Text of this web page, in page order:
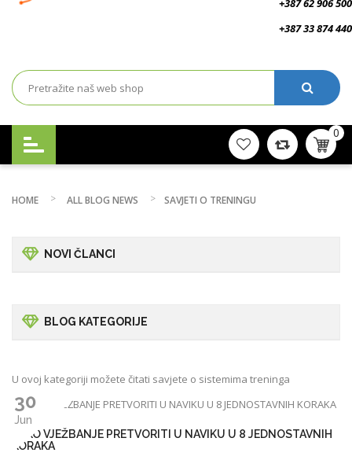
+387 62 906 500
+387 33 874 440
0
HOME ALL BLOG NEWS SAVJETI O TRENINGU
NOVI ČLANCI
BLOG KATEGORIJE
U ovoj kategoriji možete čitati savjete o sistemima treninga
30
Jun
KAKO VJEŽBANJE PRETVORITI U NAVIKU U 8 JEDNOSTAVNIH
KORAKA